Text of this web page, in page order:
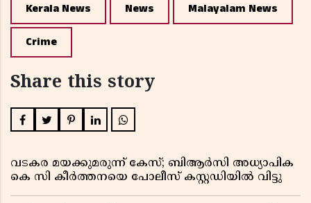
Kerala News News Malayalam News
Crime
Share this story
വടകര മയക്കുമരുന്ന് കേസ്; ബിആർസി അധ്യാപിക
കെ സി കീർത്തനയെ പോലീസ് കസ്റ്റഡിയിൽ വിട്ടു